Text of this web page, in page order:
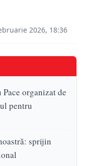
2026, 18:36
organizat de
pentru
sprijin